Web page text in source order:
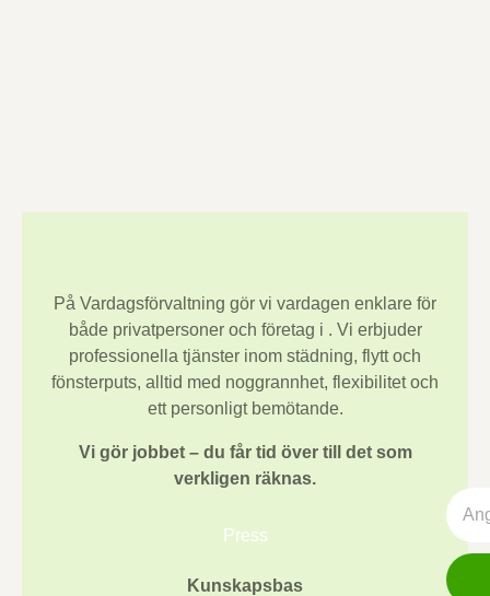
På Vardagsförvaltning gör vi vardagen enklare för
både privatpersoner och företag i . Vi erbjuder
professionella tjänster inom städning, flytt och
fönsterputs, alltid med noggrannhet, flexibilitet och
ett personligt bemötande.
Vi gör jobbet – du får tid över till det som
verkligen räknas.
Press
Kunskapsbas